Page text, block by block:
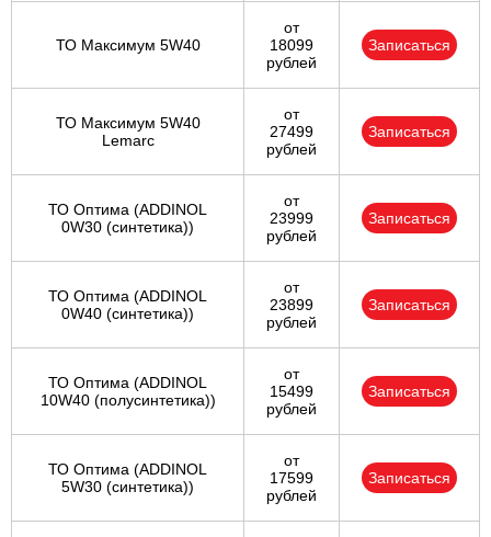
ТО Максимум 5W40
от
18099
рублей
Записаться
ТО Максимум 5W40
Lemarc
от
27499
рублей
Записаться
ТО Оптима (ADDINOL
0W30 (синтетика))
от
23999
рублей
Записаться
ТО Оптима (ADDINOL
0W40 (синтетика))
от
23899
рублей
Записаться
ТО Оптима (ADDINOL
10W40 (полусинтетика))
от
15499
рублей
Записаться
ТО Оптима (ADDINOL
5W30 (синтетика))
от
17599
рублей
Записаться